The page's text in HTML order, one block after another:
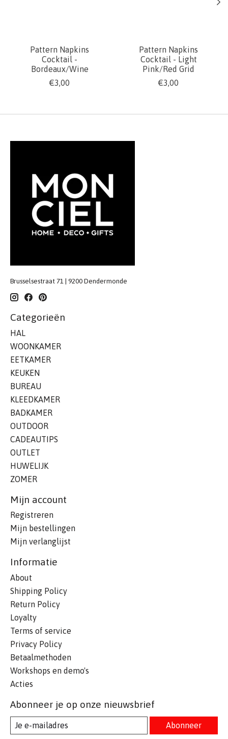
Pattern Napkins
Cocktail -
Bordeaux/Wine
€3,00
Pattern Napkins
Cocktail - Light
Pink/Red Grid
€3,00
Brusselsestraat 71 | 9200 Dendermonde
Categorieën
HAL
WOONKAMER
EETKAMER
KEUKEN
BUREAU
KLEEDKAMER
BADKAMER
OUTDOOR
CADEAUTIPS
OUTLET
HUWELIJK
ZOMER
Mijn account
Registreren
Mijn bestellingen
Mijn verlanglijst
Informatie
About
Shipping Policy
Return Policy
Loyalty
Terms of service
Privacy Policy
Betaalmethoden
Workshops en demo's
Acties
Abonneer je op onze nieuwsbrief
Abonneer